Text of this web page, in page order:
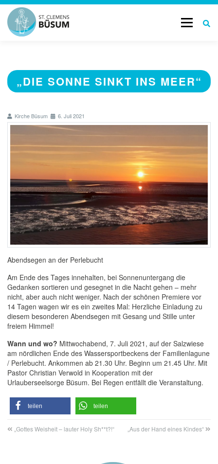
Menü
AKTUELL LEBENSBEGLEITUNG
GESCHICHTE
„DIE SONNE SINKT INS MEER“
Kirche Büsum 6. Juli 2021
Abendsegen an der Perlebucht
Am Ende des Tages innehalten, bei Sonnenuntergang die
Gedanken sortieren und gesegnet in die Nacht gehen – mehr
nicht, aber auch nicht weniger. Nach der schönen Premiere vor
14 Tagen wagen wir es ein zweites Mal: Herzliche Einladung zu
diesem besonderen Abendsegen mit Gesang und Stille unter
freiem Himmel!
Wann und wo? Mittwochabend, 7. Juli 2021, auf der Salzwiese
am nördlichen Ende des Wassersportbeckens der Familienlagune
/ Perlebucht. Ankommen ab 21.30 Uhr. Beginn um 21.45 Uhr. Mit
Pastor Christian Verwold in Kooperation mit der
Urlauberseelsorge Büsum. Bei Regen entfällt die Veranstaltung.
teilen teilen
„Gottes Weisheit – lauter Holy Sh**t?!“ „Aus der Hand eines Kindes“